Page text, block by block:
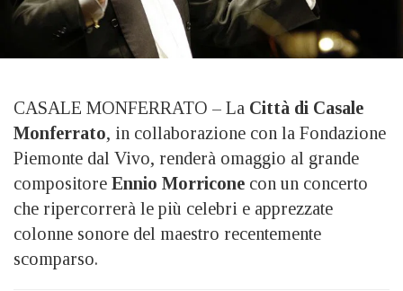
CASALE MONFERRATO – La Città di Casale
Monferrato, in collaborazione con la Fondazione
Piemonte dal Vivo, renderà omaggio al grande
compositore Ennio Morricone con un concerto
che ripercorrerà le più celebri e apprezzate
colonne sonore del maestro recentemente
scomparso.